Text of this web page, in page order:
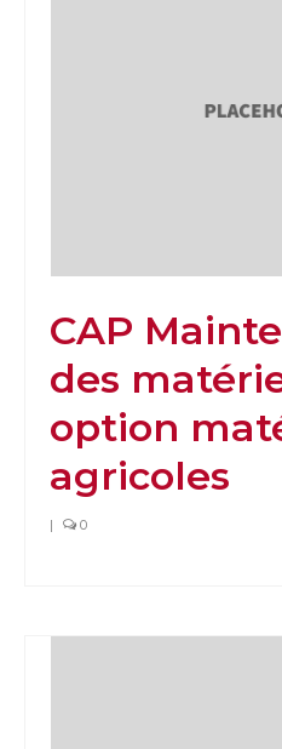
CAP
des
option
agricoles
| 0